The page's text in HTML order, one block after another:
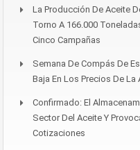
La Producción De Aceite
Torno A 166.000
Cinco Campañas
Semana De Compás De
Baja En Los Precios De
Confirmado: El
Sector Del Aceite Y
Cotizaciones